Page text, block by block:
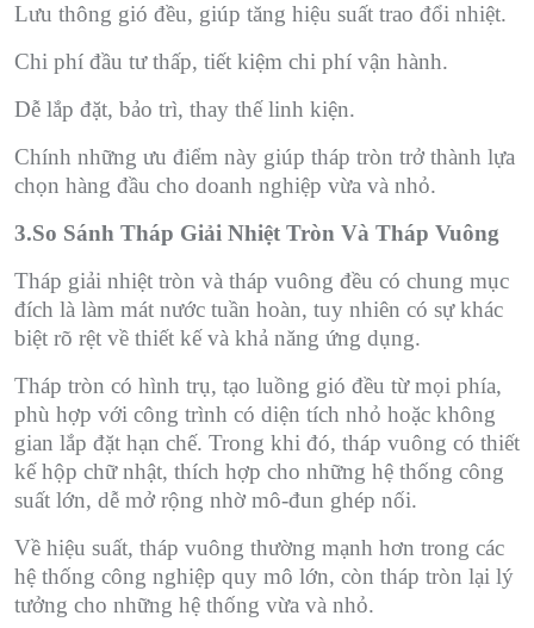
Lưu thông gió đều, giúp tăng hiệu suất trao đổi nhiệt.
Chi phí đầu tư thấp, tiết kiệm chi phí vận hành.
Dễ lắp đặt, bảo trì, thay thế linh kiện.
Chính những ưu điểm này giúp tháp tròn trở thành lựa
chọn hàng đầu cho doanh nghiệp vừa và nhỏ.
3.So Sánh Tháp Giải Nhiệt Tròn Và Tháp Vuông
Tháp giải nhiệt tròn và tháp vuông đều có chung mục
đích là làm mát nước tuần hoàn, tuy nhiên có sự khác
biệt rõ rệt về thiết kế và khả năng ứng dụng.
Tháp tròn có hình trụ, tạo luồng gió đều từ mọi phía,
phù hợp với công trình có diện tích nhỏ hoặc không
gian lắp đặt hạn chế. Trong khi đó, tháp vuông có thiết
kế hộp chữ nhật, thích hợp cho những hệ thống công
suất lớn, dễ mở rộng nhờ mô-đun ghép nối.
Về hiệu suất, tháp vuông thường mạnh hơn trong các
hệ thống công nghiệp quy mô lớn, còn tháp tròn lại lý
tưởng cho những hệ thống vừa và nhỏ.